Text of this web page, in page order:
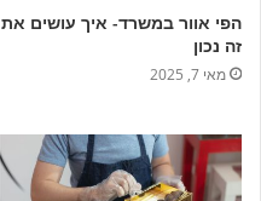
הפי אוור במשרד- איך עושים את
זה נכון
מאי 7, 2025